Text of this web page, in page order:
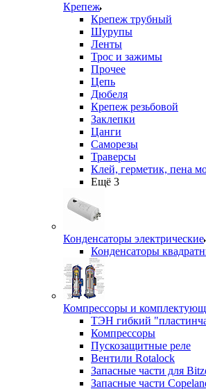
Крепеж
Крепеж трубный
Шурупы
Ленты
Трос и зажимы
Прочее
Цепь
Дюбеля
Крепеж резьбовой
Заклепки
Цанги
Саморезы
Траверсы
Клей, герметик, пена
Ещё 3
Конденсаторы электрические
Конденсаторы
Компрессоры и
ТЭН гибкий
Компрессоры
Пускозащитные реле
Вентили Rotalock
Запасные части для
Запасные части